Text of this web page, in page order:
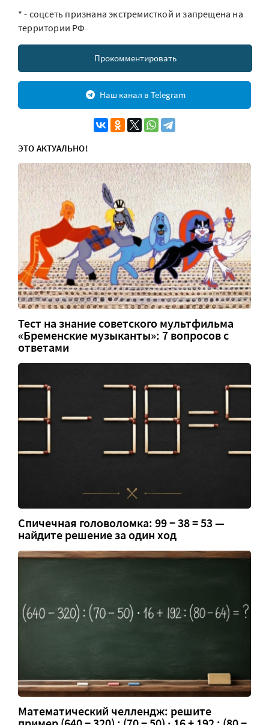
* - соцсеть признана экстремисткой и запрещена на
территории РФ
Прокомментировать
Наш канал в Telegram
ЭТО АКТУАЛЬНО!
Тест на знание советского мультфильма
«Бременские музыканты»: 7 вопросов с
ответами
Спичечная головоломка: 99 − 38 = 53 —
найдите решение за один ход
Математический челлендж: решите